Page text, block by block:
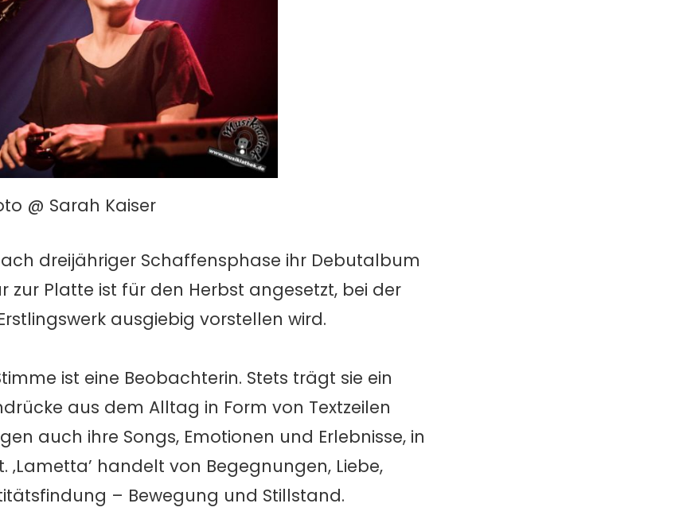
@ Sarah Kaiser
dreijähriger Schaffensphase ihr Debutalbum
zur Platte ist für den Herbst angesetzt, bei der
ausgiebig vorstellen wird.
ist eine Beobachterin. Stets trägt sie ein
aus dem Alltag in Form von Textzeilen
auch ihre Songs, Emotionen und Erlebnisse, in
handelt von Begegnungen, Liebe,
– Bewegung und Stillstand.